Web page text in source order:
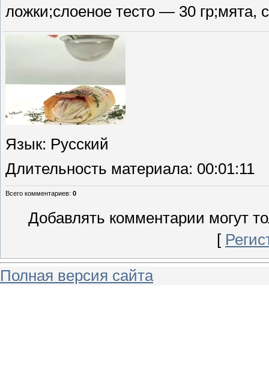
ложки;слоеное тесто — 30 гр;мята,
Язык: Русский
Длительность материала: 00:01:11
Всего комментариев: 0
Добавлять комментарии могут
[
Полная версия сайта